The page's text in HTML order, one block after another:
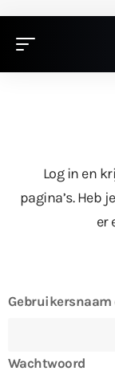
Log in en
pagina’s. Heb
er
Wachtwoord